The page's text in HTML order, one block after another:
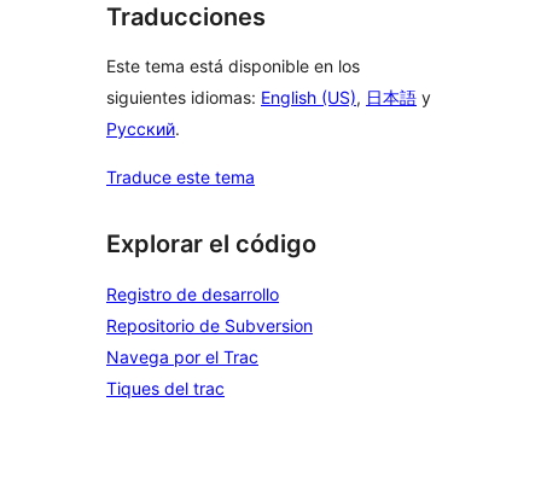
Traducciones
Este tema está disponible en los
siguientes idiomas: English (US), 日本語 y
Русский.
Traduce este tema
Explorar el código
Registro de desarrollo
Repositorio de Subversion
Navega por el Trac
Tiques del trac